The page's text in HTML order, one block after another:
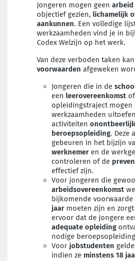
Jongeren mogen geen arbeid
objectief gezien, lichamelijk
aankunnen. Een volledige
werkzaamheden vind je in
Codex Welzijn op het werk.
Van deze verboden taken kan
voorwaarden afgeweken
Jongeren die in de
een leerovereenkomst
opleidingstraject mogen
werkzaamheden
activiteiten onontbeerlijk
beroepsopleiding. Deze
gebeuren in het bijzijn
werknemer en de
controleren of de
effectief zijn.
Voor jongeren die
arbeidsovereenkomst
bijkomende voorwaarde
jaar moeten zijn en
ervoor dat de jongere
adequate opleiding
nodige
Voor jobstudenten
indien ze minstens 18